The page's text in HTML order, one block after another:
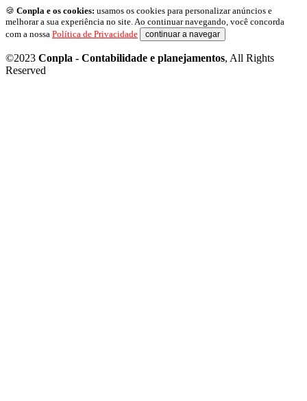
🍪 Conpla e os cookies: usamos os cookies para personalizar anúncios e
melhorar a sua experiência no site. Ao continuar navegando, você concorda
com a nossa Política de Privacidade continuar a navegar
©2023 Conpla - Contabilidade e planejamentos, All Rights
Reserved